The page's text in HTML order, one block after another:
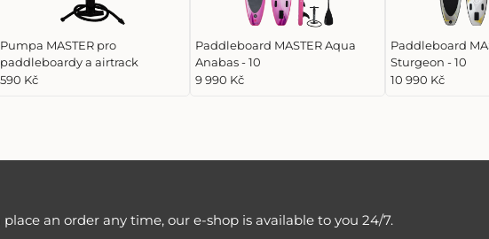
Pumpa MASTER pro
paddleboardy a airtrack
590 Kč
Paddleboard MASTER Aqua
Anabas - 10
9 990 Kč
Paddleboard
Sturgeon - 10
10 990 Kč
place an order any time, our e-shop is available to you 24/7.